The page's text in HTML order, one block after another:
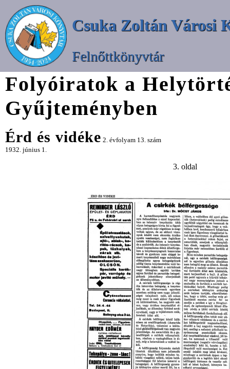
Csuka Zoltán Városi
Felnőttkönyvtár
Folyóiratok a
Gyűjteményben
Érd és vidéke 2. évfolyam 13. szám
1932. június 1.
3. oldal